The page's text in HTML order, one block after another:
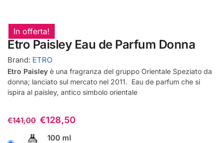
In offerta!
Etro Paisley Eau de Parfum Donna
Brand: ETRO
Etro Paisley è una fragranza del gruppo Orientale Speziato da
donna; lanciato sul mercato nel 2011. Eau de parfum che si
ispira al paisley, antico simbolo orientale
€141,00 €128,50
100 ml